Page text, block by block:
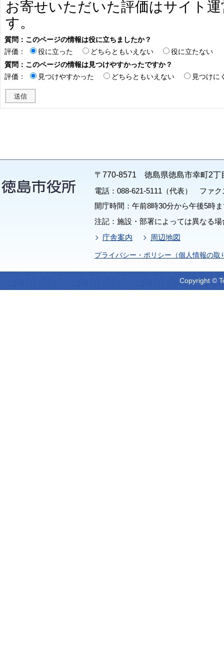
お寄せいただいた評価はサイト
す。
質問：このページの情報は役に立ちましたか？
評価：
役に立った どちらともいえない
役に立たない
質問：このページの情報は見つけやすかったですか？
評価：
見つけやすかった どちらともいえない 見つけに
〒770-8571 徳島県徳島市幸町2丁
電話：088-621-5111（代表） ファク
開庁時間：午前8時30分から午後5時
注記：施設・部署によっては異なる
庁舎案内
周辺地図
プライバシー・ポリシー（個人情報の取
Copyright ©